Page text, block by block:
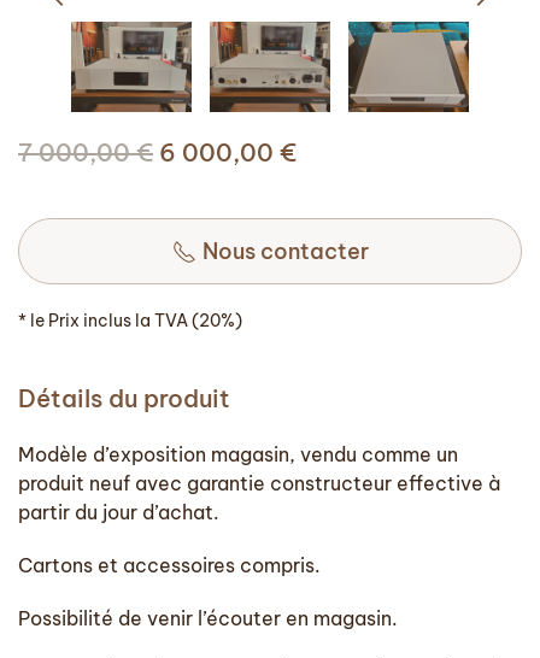
7 000,00€ Le
initial
était :
7
000,00 €.
6 000,00 €Le
actuel
est :
6
Nous contacter
* le Prix inclus la TVA (20%)
Détails du produit
Modèle d’exposition magasin, vendu comme un
produit neuf avec garantie constructeur effective à
partir du jour d’achat.
Cartons et accessoires compris.
Possibilité de venir l’écouter en magasin.